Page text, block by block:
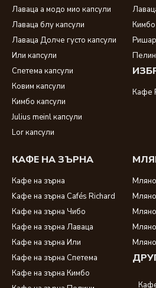
Лаваца а модо мио капсули
Лаваца блу капсули
Лаваца Долче густо капсули
Или капсули
Спетема капсули
Ковим капсули
Кимбо капсули
Julius meinl капсули
Lor капсули
Кафе
КАФЕ НА ЗЪРНА
Кафе на зърна
Kафе на зърна Cafés Richard
Кафе на зърна Чибо
Кафе на зърна Лаваца
Кафе на зърна Или
Кафе на зърна Спетема
Кафе на зърна Кимбо